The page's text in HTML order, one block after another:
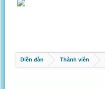
Diễn đàn Thành viên